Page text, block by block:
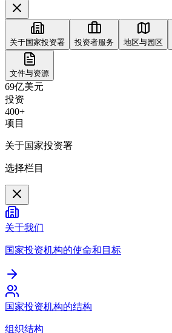
关于国家投资署 投资者服务 地区与园区
文件与资源
69亿美元
投资
400+
项目
关于国家投资署
选择栏目
关于我们
国家投资机构的使命和目标
国家投资机构的结构
组织结构